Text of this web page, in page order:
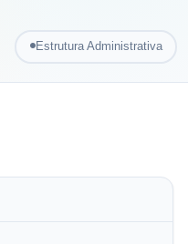
Estrutura Administrativa